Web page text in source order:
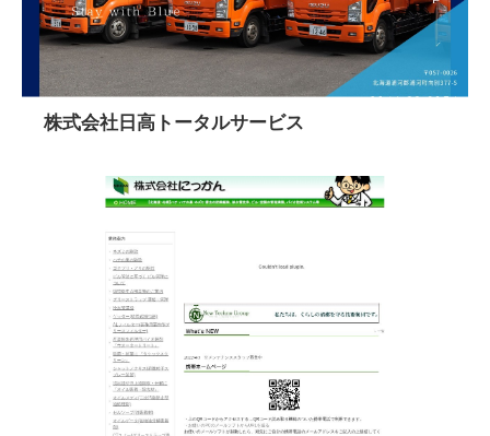
株式会社日高トータルサービス